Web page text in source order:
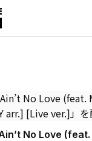
No Love